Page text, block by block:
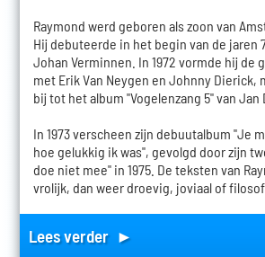
Raymond werd geboren als zoon van
Hij debuteerde in het begin van de jaren
Johan Verminnen. In 1972 vormde hij de
met Erik Van Neygen en Johnny Dierick,
bij tot het album "Vogelenzang 5" van Jan
In 1973 verscheen zijn debuutalbum "Je
hoe gelukkig ik was", gevolgd door zijn
doe niet mee" in 1975. De teksten van
vrolijk, dan weer droevig, joviaal of
Lees verder ►